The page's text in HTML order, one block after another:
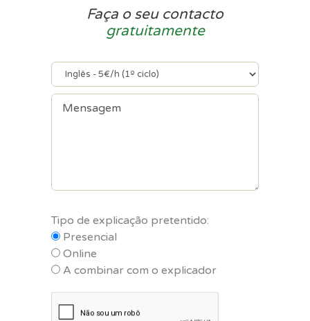
Faça o seu contacto
gratuitamente
Tipo de explicação pretentido:
Presencial
Online
A combinar com o explicador